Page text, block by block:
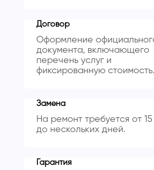
Договор
Оформление
документа, включающего
перечень услуг и
фиксированную стоимость.
Замена
На ремонт требуется от
до нескольких дней.
Гарантия